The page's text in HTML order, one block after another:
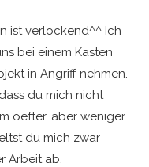
ist verlockend^^ Ich
bei einem Kasten
in Angriff nehmen.
du mich nicht
oefter, aber weniger
du mich zwar
Arbeit ab.